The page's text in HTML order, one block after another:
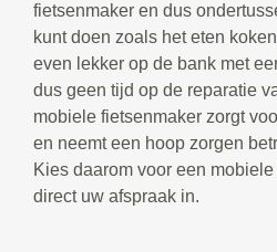
fietsenmaker en dus
kunt doen zoals het eten
even lekker op de bank met
dus geen tijd op de reparatie
mobiele fietsenmaker zorgt
en neemt een hoop zorgen
Kies daarom voor een
direct uw afspraak in.